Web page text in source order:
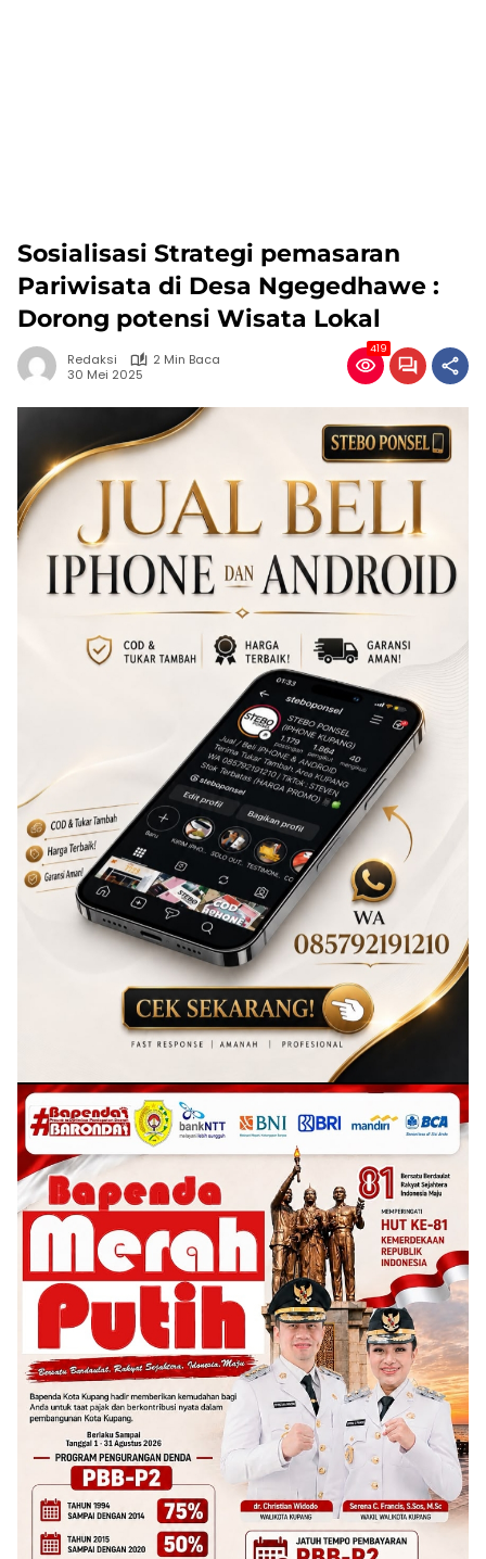
Sosialisasi Strategi pemasaran
Pariwisata di Desa Ngegedhawe :
Dorong potensi Wisata Lokal
Redaksi
2 Min Baca
30 Mei 2025
419